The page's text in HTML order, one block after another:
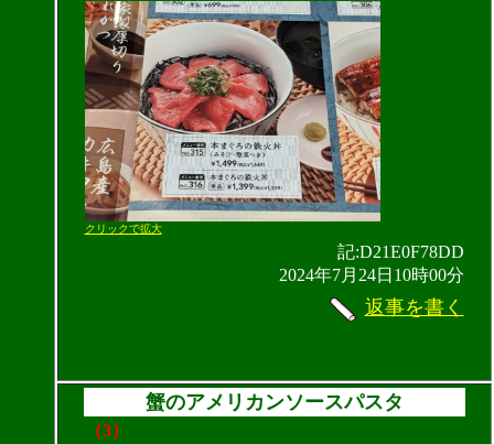
クリックで拡大
記:D21E0F78DD
2024年7月24日10時00分
返事を書く
蟹のアメリカンソースパスタ
（3）